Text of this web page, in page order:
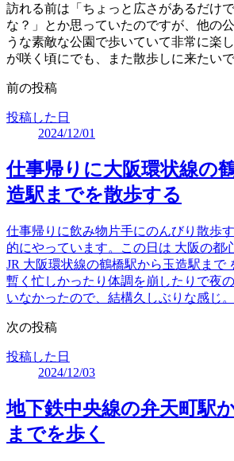
訪れる前は「ちょっと広さがあるだけ
な？」とか思っていたのですが、他の
うな素敵な公園で歩いていて非常に楽
が咲く頃にでも、また散歩しに来たいで
前の投稿
投稿した日
2024/12/01
仕事帰りに大阪環状線の
造駅までを散歩する
仕事帰りに飲み物片手にのんびり散歩
的にやっています。この日は 大阪の都
JR 大阪環状線の鶴橋駅から玉造駅まで
暫く忙しかったり体調を崩したりで夜
いなかったので、結構久しぶりな感じ。
次の投稿
投稿した日
2024/12/03
地下鉄中央線の弁天町駅
までを歩く